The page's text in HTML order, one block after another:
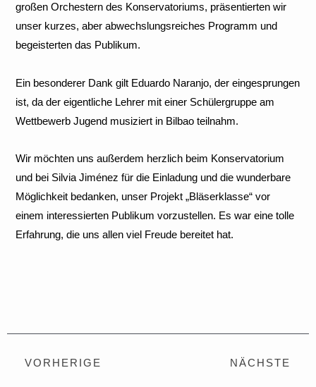
großen Orchestern des Konservatoriums, präsentierten wir
unser kurzes, aber abwechslungsreiches Programm und
begeisterten das Publikum.
Ein besonderer Dank gilt Eduardo Naranjo, der eingesprungen
ist, da der eigentliche Lehrer mit einer Schülergruppe am
Wettbewerb Jugend musiziert in Bilbao teilnahm.
Wir möchten uns außerdem herzlich beim Konservatorium
und bei Silvia Jiménez für die Einladung und die wunderbare
Möglichkeit bedanken, unser Projekt „Bläserklasse“ vor
einem interessierten Publikum vorzustellen. Es war eine tolle
Erfahrung, die uns allen viel Freude bereitet hat.
VORHERIGE
NÄCHSTE